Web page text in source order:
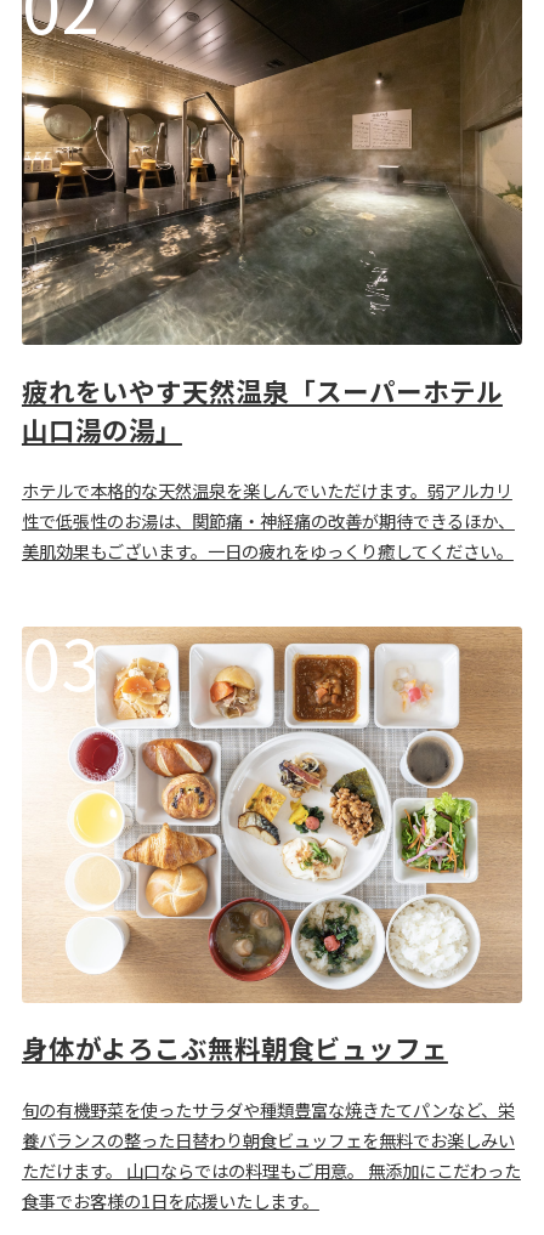
疲れをいやす天然温泉「スーパーホテル
山口湯の湯」
ホテルで本格的な天然温泉を楽しんでいただけます。弱アルカリ
性で低張性のお湯は、関節痛・神経痛の改善が期待できるほか、
美肌効果もございます。一日の疲れをゆっくり癒してください。
身体がよろこぶ無料朝食ビュッフェ
旬の有機野菜を使ったサラダや種類豊富な焼きたてパンなど、栄
養バランスの整った日替わり朝食ビュッフェを無料でお楽しみい
ただけます。 山口ならではの料理もご用意。 無添加にこだわった
食事でお客様の1日を応援いたします。